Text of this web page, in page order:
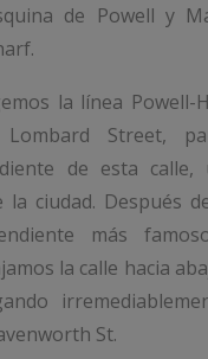
de Powell y
la línea Powell-
Lombard Street,
de esta
la ciudad. Después
más
la calle hacia
St.